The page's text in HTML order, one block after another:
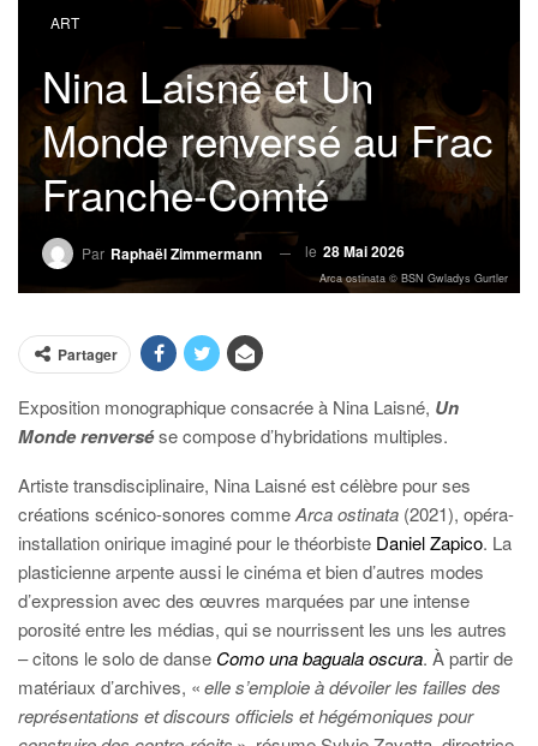
ART
Nina Laisné et Un
Monde renversé au Frac
Franche-Comté
Par Raphaël Zimmermann le 28 Mai 2026
Arca ostinata © BSN Gwladys Gurtler
Partager
Exposition monographique consacrée à Nina Laisné, Un
Monde renversése compose d’hybridations multiples.
Artiste transdisciplinaire, Nina Laisné est célèbre pour ses
créations scénico-sonores commeArca ostinata (2021), opéra-
installation onirique imaginé pour le théorbiste Daniel Zapico. La
plasticienne arpente aussi le cinéma et bien d’autres modes
d’expression avec des œuvres marquées par une intense
porosité entre les médias, qui se nourrissent les uns les autres
– citons le solo de danse Como una baguala oscura. À partir de
matériaux d’archives, «elle s’emploie à dévoiler les failles des
représentations et discours officiels et hégémoniques pour